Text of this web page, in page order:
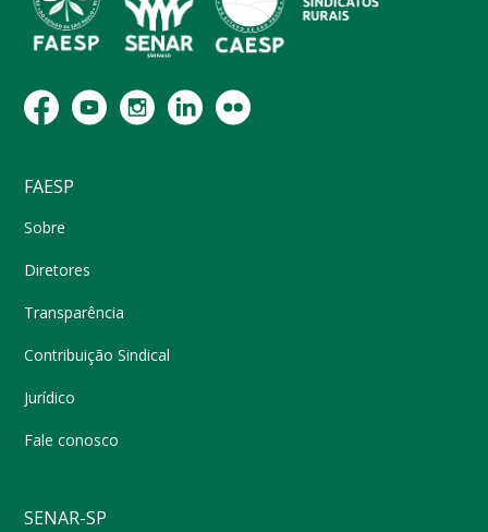
FAESP
Sobre
Diretores
Transparência
Contribuição Sindical
Jurídico
Fale conosco
SENAR-SP